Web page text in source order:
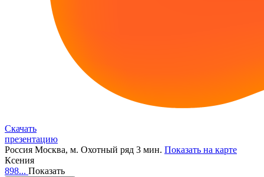
Скачать
презентацию
Россия Москва, м. Охотный ряд 3 мин. Показать на карте
Ксения
898... Показать